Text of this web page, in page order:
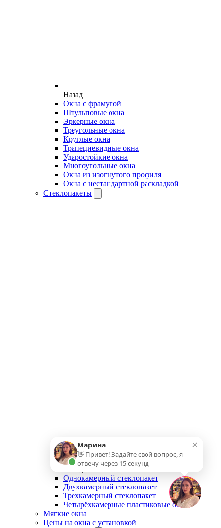
Назад
Окна с фрамугой
Штульповые окна
Эркерные окна
Треугольные окна
Круглые окна
Трапециевидные окна
Ударостойкие окна
Многоугольные окна
Окна из изогнутого профиля
Окна с нестандартной раскладкой
Стеклопакеты
Однокамерный стеклопакет
Двухкамерный стеклопакет
Трехкамерный стеклопакет
Четырёхкамерные пластиковые окна
Мягкие окна
Цены на окна с установкой
×
Марина
👋 Привет! Задайте свой вопрос, я
отвечу через 15 секунд